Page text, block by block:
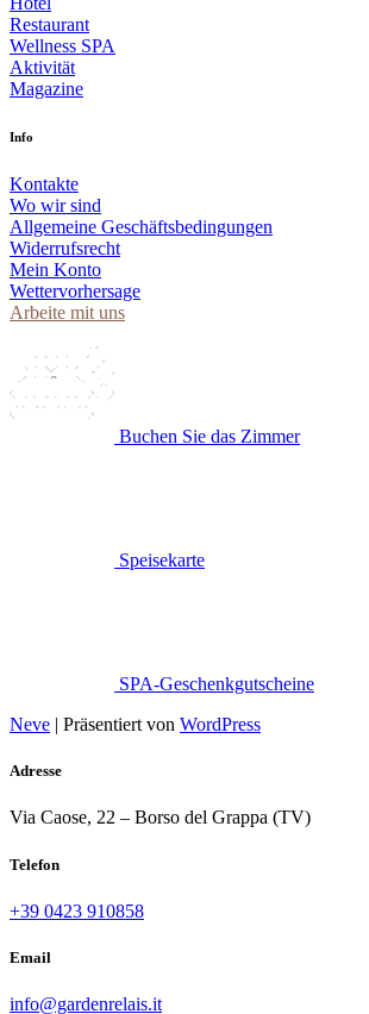
Restaurant
Wellness SPA
Aktivität
Magazine
Info
Kontakte
Wo wir sind
Allgemeine Geschäftsbedingungen
Widerrufsrecht
Mein Konto
Wettervorhersage
Arbeite mit uns
Buchen Sie das Zimmer
Speisekarte
SPA-Geschenkgutscheine
Neve | Präsentiert von WordPress
Adresse
Via Caose, 22 – Borso del Grappa (TV)
Telefon
+39 0423 910858
Email
info@gardenrelais.it